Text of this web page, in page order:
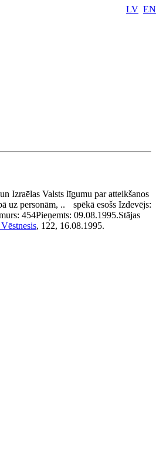
LV EN
Izraēlas Valsts līgumu par atteikšanos
uz personām, ..
spēkā esošs Izdevējs:
454Pieņemts: 09.08.1995.Stājas
, 122, 16.08.1995.